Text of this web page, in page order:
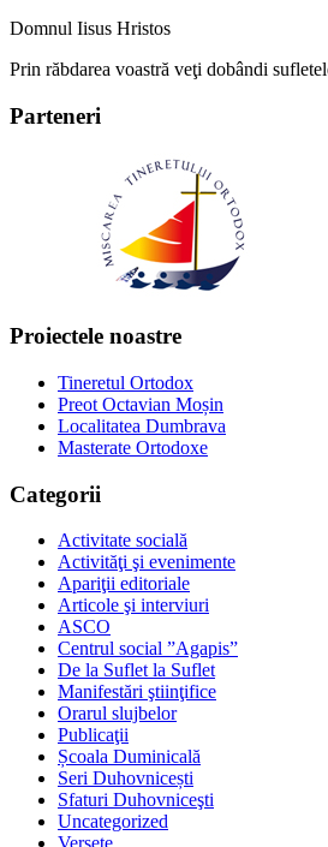
Domnul Iisus Hristos
Prin răbdarea voastră veţi dobândi
Parteneri
Proiectele noastre
Tineretul Ortodox
Preot Octavian Moșin
Localitatea Dumbrava
Masterate Ortodoxe
Categorii
Activitate socială
Activităţi şi evenimente
Apariţii editoriale
Articole şi interviuri
ASCO
Centrul social ”Agapis”
De la Suflet la Suflet
Manifestări ştiinţifice
Orarul slujbelor
Publicaţii
Școala Duminicală
Seri Duhovnicești
Sfaturi Duhovniceşti
Uncategorized